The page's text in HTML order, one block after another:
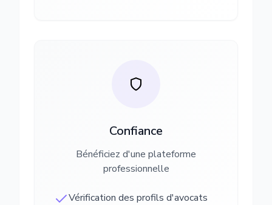
Confiance
Bénéficiez d'une plateforme
professionnelle
Vérification des profils d'avocats